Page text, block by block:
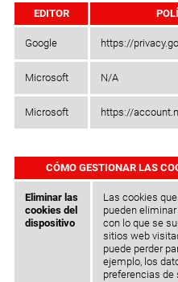
EDITOR
Google https://
Microsoft N/A
Microsoft https://
CÓMO GESTIONAR LAS
Eliminar las
cookies del
dispositivo
Las cookies
pueden
con lo que se
sitios web
puede perder
ejemplo, los
preferencias de